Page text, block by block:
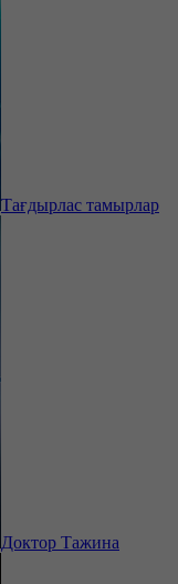
Тағдырлас тамырлар
Доктор Тажина